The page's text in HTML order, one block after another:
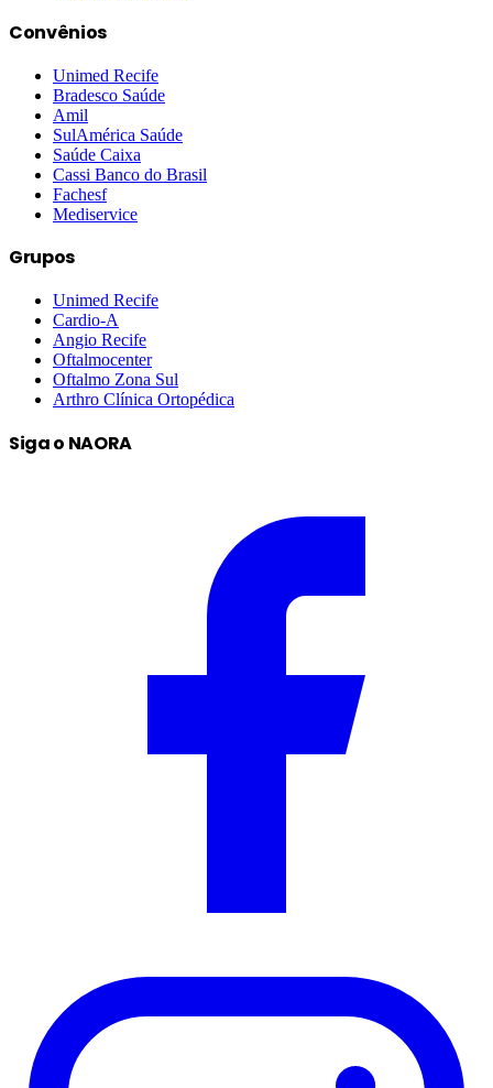
Convênios
Unimed Recife
Bradesco Saúde
Amil
SulAmérica Saúde
Saúde Caixa
Cassi Banco do Brasil
Fachesf
Mediservice
Grupos
Unimed Recife
Cardio-A
Angio Recife
Oftalmocenter
Oftalmo Zona Sul
Arthro Clínica Ortopédica
Siga o NAORA